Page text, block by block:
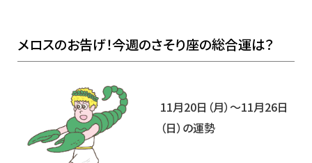
メロスのお告げ！今週のさそり座の総合運は？
11月20日（月）～11月26日
（日）の運勢